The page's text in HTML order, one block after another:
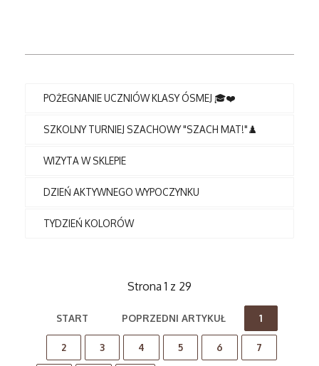
POŻEGNANIE UCZNIÓW KLASY ÓSMEJ 🎓❤️
SZKOLNY TURNIEJ SZACHOWY "SZACH MAT!"♟️
WIZYTA W SKLEPIE
DZIEŃ AKTYWNEGO WYPOCZYNKU
TYDZIEŃ KOLORÓW
Strona 1 z 29
START POPRZEDNI ARTYKUŁ 1
2 3 4 5 6 7